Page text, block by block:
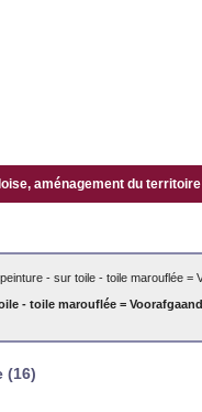
aménagement du
- sur toile - toile marouflée
- toile marouflée =
(16)